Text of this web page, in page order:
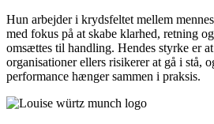
Hun arbejder i krydsfeltet mellem
med fokus på at skabe klarhed, retning
omsættes til handling. Hendes styrke er
organisationer ellers risikerer at gå i stå,
performance hænger sammen i praksis.